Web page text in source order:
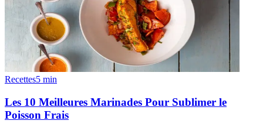
Recettes5 min
Les 10 Meilleures Marinades Pour Sublimer le
Poisson Frais